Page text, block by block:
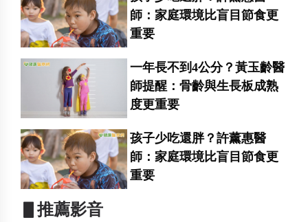
師：家庭環境比盲目節食更
重要
一年長不到4公分？黃玉齡醫
師提醒：骨齡與生長板成熟
度更重要
孩子少吃還胖？許薰惠醫
師：家庭環境比盲目節食更
重要
▋推薦影音